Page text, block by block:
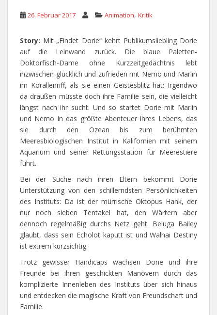
26. Februar 2017 Animation, Kritik
Story: Mit „Findet Dorie“ kehrt Publikumsliebling Dorie
auf die Leinwand zurück. Die blaue Paletten-
Doktorfisch-Dame ohne Kurzzeitgedächtnis lebt
inzwischen glücklich und zufrieden mit Nemo und Marlin
im Korallenriff, als sie einen Geistesblitz hat: Irgendwo
da draußen müsste doch ihre Familie sein, die vielleicht
längst nach ihr sucht. Und so startet Dorie mit Marlin
und Nemo in das größte Abenteuer ihres Lebens, das
sie durch den Ozean bis zum berühmten
Meeresbiologischen Institut in Kalifornien mit seinem
Aquarium und seiner Rettungsstation für Meerestiere
führt.
Bei der Suche nach ihren Eltern bekommt Dorie
Unterstützung von den schillerndsten Persönlichkeiten
des Instituts: Da ist der mürrische Oktopus Hank, der
nur noch sieben Tentakel hat, den Wärtern aber
dennoch regelmäßig durchs Netz geht. Beluga Bailey
glaubt, dass sein Echolot kaputt ist und Walhai Destiny
ist extrem kurzsichtig.
Trotz gewisser Handicaps wachsen Dorie und ihre
Freunde bei ihren geschickten Manövern durch das
komplizierte Innenleben des Instituts über sich hinaus
und entdecken die magische Kraft von Freundschaft und
Familie.